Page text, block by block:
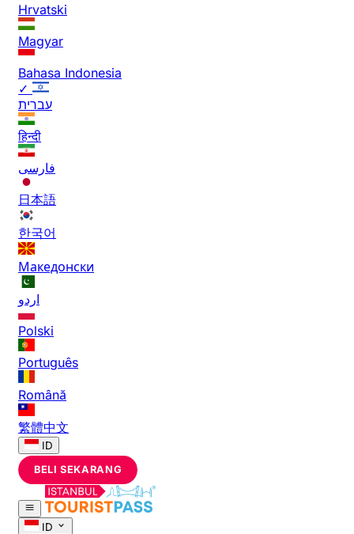
Hrvatski
Magyar
Bahasa Indonesia
✓
עברית
हिन्दी
فارسی
日本語
한국어
Македонски
اردو
Polski
Português
Română
繁體中文
ID
BELI SEKARANG
ID